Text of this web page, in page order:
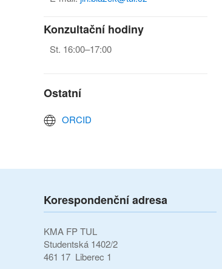
Konzultační hodiny
St. 16:00–17:00
Ostatní
ORCID
Korespondenční adresa
KMA FP TUL
Studentská 1402/2
461 17 Liberec 1